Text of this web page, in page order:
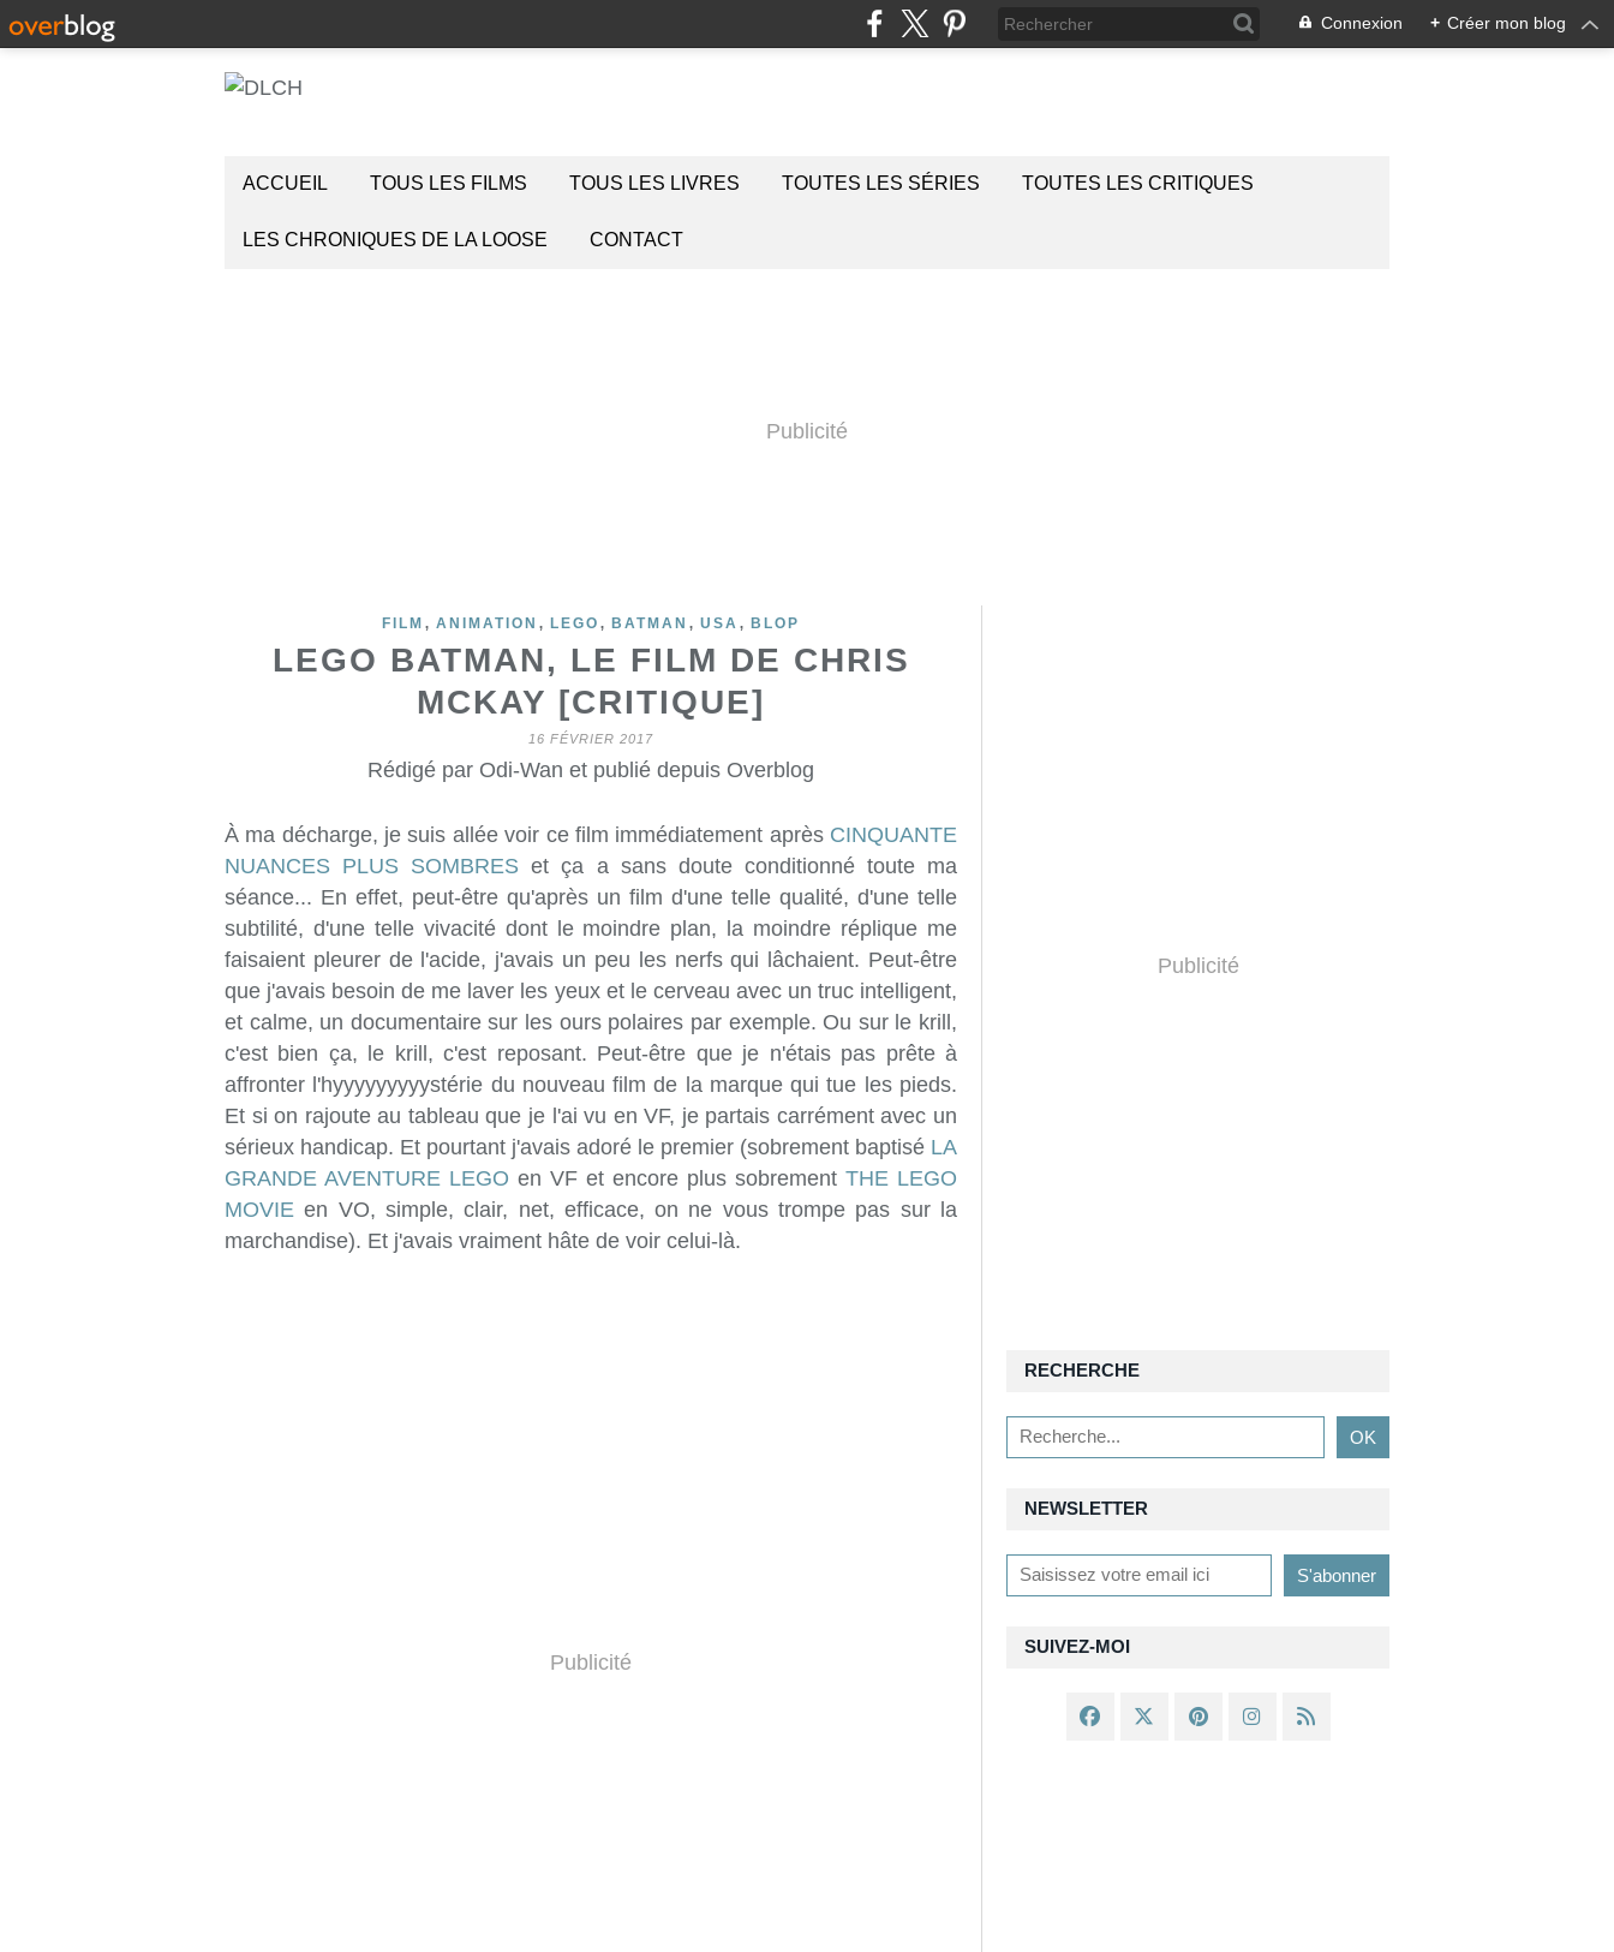
Connexion + Créer mon blog
ACCUEIL TOUS LES FILMS TOUS LES LIVRES TOUTES LES SÉRIES TOUTES LES CRITIQUES
LES CHRONIQUES DE LA LOOSE CONTACT
Publicité
FILM , ANIMATION , LEGO , BATMAN , USA , BLOP
LEGO BATMAN, LE FILM DE CHRIS
MCKAY [CRITIQUE]
16 FÉVRIER 2017
Rédigé par Odi-Wan et publié depuis Overblog
À ma décharge, je suis allée voir ce film immédiatement après CINQUANTE
NUANCES PLUS SOMBRES et ça a sans doute conditionné toute ma
séance... En effet, peut-être qu'après un film d'une telle qualité, d'une telle
subtilité, d'une telle vivacité dont le moindre plan, la moindre réplique me
faisaient pleurer de l'acide, j'avais un peu les nerfs qui lâchaient. Peut-être
que j'avais besoin de me laver les yeux et le cerveau avec un truc intelligent,
et calme, un documentaire sur les ours polaires par exemple. Ou sur le krill,
c'est bien ça, le krill, c'est reposant. Peut-être que je n'étais pas prête à
affronter l'hyyyyyyyyystérie du nouveau film de la marque qui tue les pieds.
Et si on rajoute au tableau que je l'ai vu en VF, je partais carrément avec un
sérieux handicap. Et pourtant j'avais adoré le premier (sobrement baptisé LA
GRANDE AVENTURE LEGO en VF et encore plus sobrement THE LEGO
MOVIE en VO, simple, clair, net, efficace, on ne vous trompe pas sur la
marchandise). Et j'avais vraiment hâte de voir celui-là.
Publicité
Publicité
NEWSLETTER
SUIVEZ-MOI
RECHERCHE